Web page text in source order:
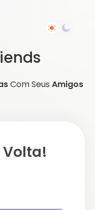
Com Seus Amigos
Volta!